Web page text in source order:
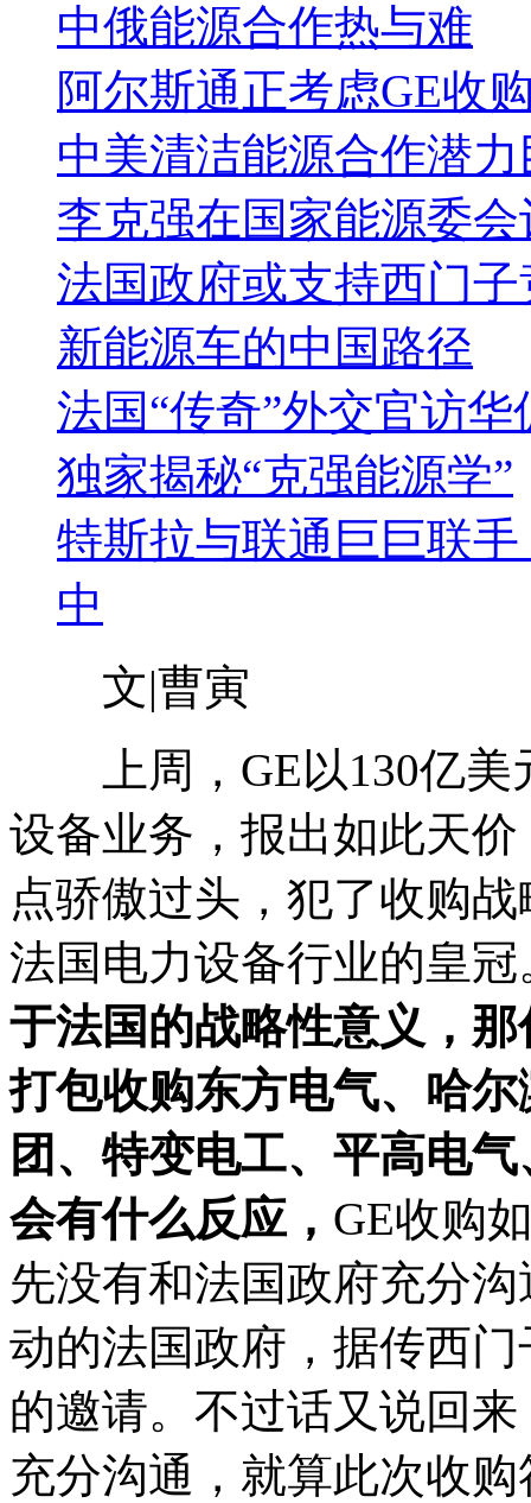
中俄能源合作热与难
阿尔斯通正考虑GE收
中美清洁能源合作潜力
李克强在国家能源委
法国政府或支持西门
新能源车的中国路径
法国“传奇”外交官访华
独家揭秘“克强能源学”
特斯拉与联通巨巨联
中
文|曹寅
上周，GE以130亿美
设备业务，报出如此天
点骄傲过头，犯了收购
法国电力设备行业的皇冠
于法国的战略性意义，
打包收购东方电气、哈
团、特变电工、平高电
会有什么反应， GE收购
先没有和法国政府充分
动的法国政府，据传西
的邀请。不过话又说回
充分沟通，就算此次收